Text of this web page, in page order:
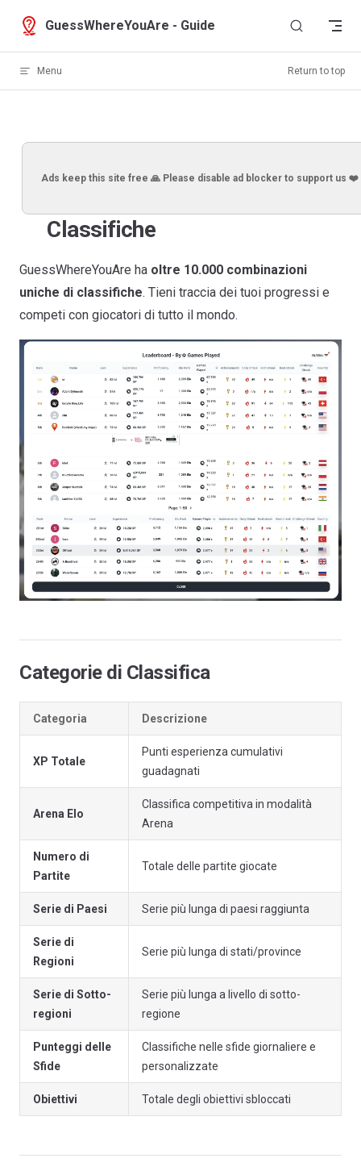
Skip to content
GuessWhereYouAre - Guide
Menu Return to top
Ads keep this site free 🙏 Please disable ad blocker to support us ❤️
Classifiche
GuessWhereYouAre ha oltre 10.000 combinazioni
uniche di classifiche. Tieni traccia dei tuoi progressi e
competi con giocatori di tutto il mondo.
Categorie di Classifica
Categoria Descrizione
XP Totale
Punti esperienza cumulativi
guadagnati
Arena Elo
Classifica competitiva in modalità
Arena
Numero di
Partite
Totale delle partite giocate
Serie di Paesi Serie più lunga di paesi raggiunta
Serie di
Regioni
Serie più lunga di stati/province
Serie di Sotto-
regioni
Serie più lunga a livello di sotto-
regione
Punteggi delle
Sfide
Classifiche nelle sfide giornaliere e
personalizzate
Obiettivi Totale degli obiettivi sbloccati